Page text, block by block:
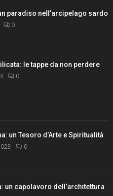
paradiso nell’arcipelago sardo
0
le tappe da non perdere
0
un Tesoro d’Arte e Spiritualità
0
un capolavoro dell’architettura